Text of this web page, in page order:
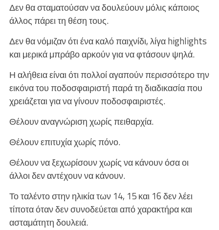
Δεν θα σταματούσαν να δουλεύουν μόλις κάποιος
άλλος πάρει τη θέση τους.
Δεν θα νόμιζαν ότι ένα καλό παιχνίδι, λίγα highlights
και μερικά μπράβο αρκούν για να φτάσουν ψηλά.
Η αλήθεια είναι ότι πολλοί αγαπούν περισσότερο την
εικόνα του ποδοσφαιριστή παρά τη διαδικασία που
χρειάζεται για να γίνουν ποδοσφαιριστές.
Θέλουν αναγνώριση χωρίς πειθαρχία.
Θέλουν επιτυχία χωρίς πόνο.
Θέλουν να ξεχωρίσουν χωρίς να κάνουν όσα οι
άλλοι δεν αντέχουν να κάνουν.
Το ταλέντο στην ηλικία των 14, 15 και 16 δεν λέει
τίποτα όταν δεν συνοδεύεται από χαρακτήρα και
ασταμάτητη δουλειά.